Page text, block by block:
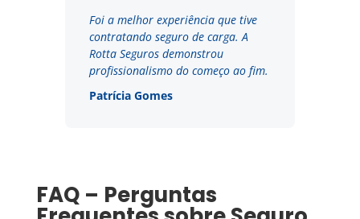
Foi a melhor experiência que tive
contratando seguro de carga. A
Rotta Seguros demonstrou
profissionalismo do começo ao fim.
Patrícia Gomes
FAQ – Perguntas